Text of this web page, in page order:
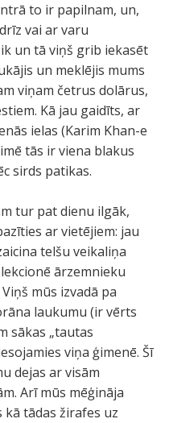
to ir papilnam, un,
vai ar varu
un tā viņš grib iekasēt
un meklējis mums
viņam četrus dolārus,
Kā jau gaidīts, ar
ielas (Karim Khan-e
tās ir viena blakus
sirds patikas.
tur pat dienu ilgāk,
ar vietējiem: jau
telšu veikaliņa
ārzemnieku
mūs izvadā pa
laukumu (ir vērts
sākas „tautas
viņa ģimenē. Šī
dejas ar visām
Arī mūs mēģināja
tādas žirafes uz